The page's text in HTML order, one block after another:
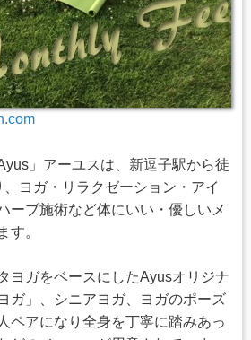
」アーユスは、新逗子駅から徒
ヨガ・リラクゼーション・アイ
ーブ施術など体にいい・優しいメ
す。
ヨガをベースにしたAyusオリジナ
ガ」、シニアヨガ、ヨガのポーズ
ペアになり全身を丁寧に踏みあっ